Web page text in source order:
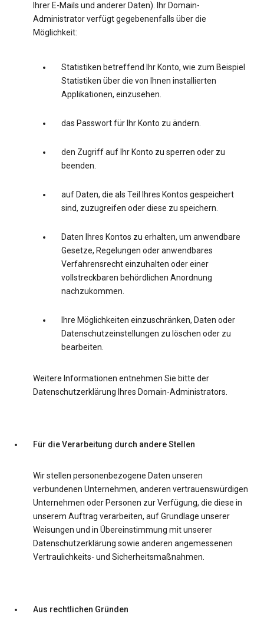
Ihrer E-Mails und anderer Daten). Ihr Domain-
Administrator verfügt gegebenenfalls über die
Möglichkeit:
Statistiken betreffend Ihr Konto, wie zum Beispiel
Statistiken über die von Ihnen installierten
Applikationen, einzusehen.
das Passwort für Ihr Konto zu ändern.
den Zugriff auf Ihr Konto zu sperren oder zu
beenden.
auf Daten, die als Teil Ihres Kontos gespeichert
sind, zuzugreifen oder diese zu speichern.
Daten Ihres Kontos zu erhalten, um anwendbare
Gesetze, Regelungen oder anwendbares
Verfahrensrecht einzuhalten oder einer
vollstreckbaren behördlichen Anordnung
nachzukommen.
Ihre Möglichkeiten einzuschränken, Daten oder
Datenschutzeinstellungen zu löschen oder zu
bearbeiten.
Weitere Informationen entnehmen Sie bitte der
Datenschutzerklärung Ihres Domain-Administrators.
Für die Verarbeitung durch andere Stellen
Wir stellen personenbezogene Daten unseren
verbundenen Unternehmen, anderen vertrauenswürdigen
Unternehmen oder Personen zur Verfügung, die diese in
unserem Auftrag verarbeiten, auf Grundlage unserer
Weisungen und in Übereinstimmung mit unserer
Datenschutzerklärung sowie anderen angemessenen
Vertraulichkeits- und Sicherheitsmaßnahmen.
Aus rechtlichen Gründen